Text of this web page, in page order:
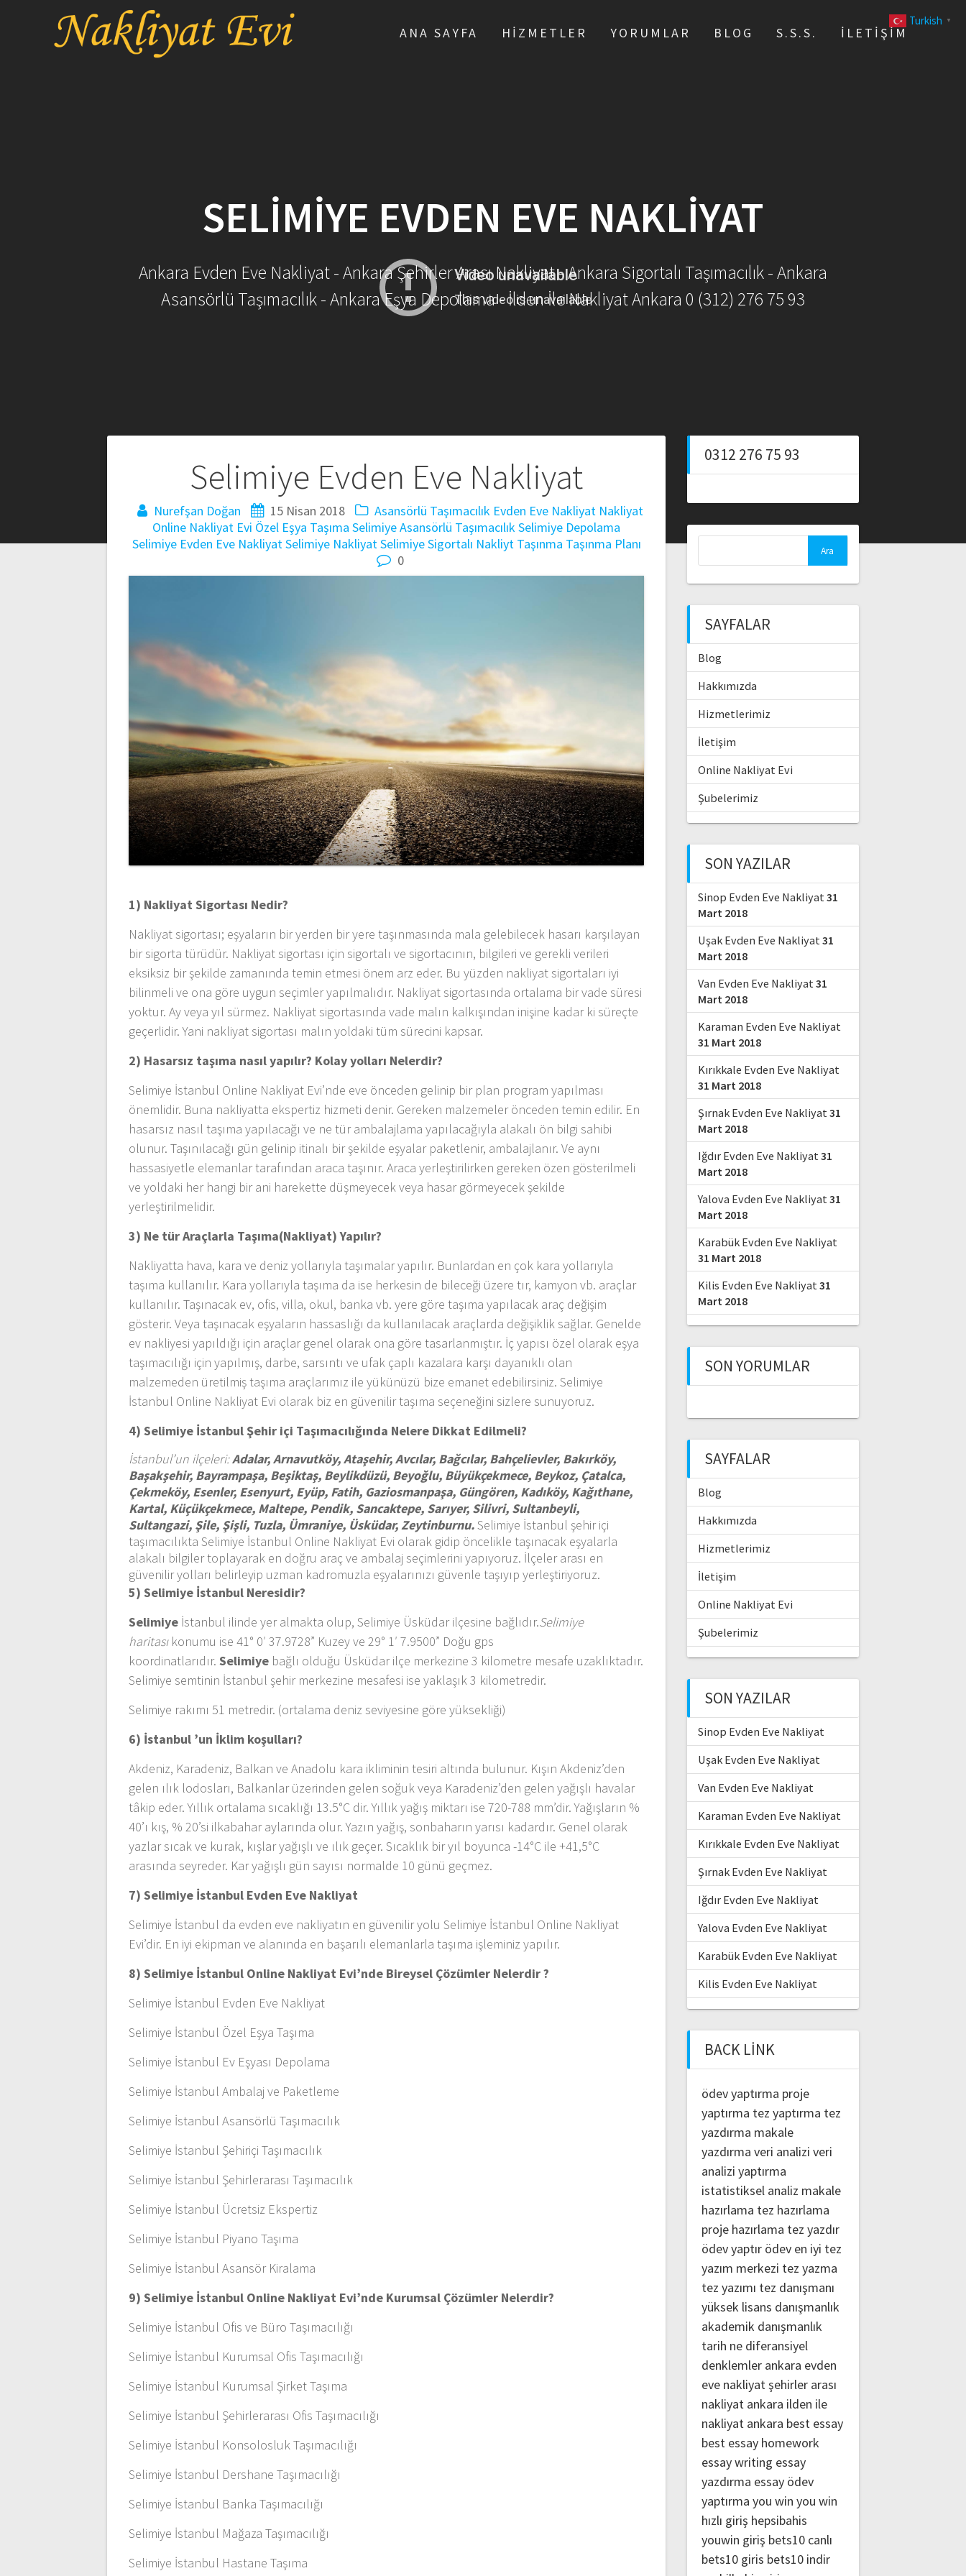
ANA SAYFA HIZMETLER YORUMLAR BLOG S.S.S. İLETIŞIM
SELIMIYE EVDEN EVE NAKLIYAT
Ankara Evden Eve Nakliyat - Ankara Şehirler Arası Nakliyat - Ankara Sigortalı Taşımacılık - Ankara
Asansörlü Taşımacılık - Ankara Eşya Depolama - İlden İle Nakliyat Ankara 0 (312) 276 75 93
Selimiye Evden Eve Nakliyat
Nurefşan Doğan 15 Nisan 2018 Asansörlü Taşımacılık Evden Eve Nakliyat Nakliyat
Online Nakliyat Evi Özel Eşya Taşıma Selimiye Asansörlü TaşımacılıkSelimiye Depolama
Selimiye Evden Eve NakliyatSelimiye NakliyatSelimiye Sigortalı Nakliyt Taşınma Taşınma Planı
0
1) Nakliyat Sigortası Nedir?
Nakliyat sigortası; eşyaların bir yerden bir yere taşınmasında mala gelebilecek hasarı karşılayan
bir sigorta türüdür. Nakliyat sigortası için sigortalı ve sigortacının, bilgileri ve gerekli verileri
eksiksiz bir şekilde zamanında temin etmesi önem arz eder. Bu yüzden nakliyat sigortaları iyi
bilinmeli ve ona göre uygun seçimler yapılmalıdır. Nakliyat sigortasında ortalama bir vade süresi
yoktur. Ay veya yıl sürmez. Nakliyat sigortasında vade malın kalkışından inişine kadar ki süreçte
geçerlidir. Yani nakliyat sigortası malın yoldaki tüm sürecini kapsar.
2) Hasarsız taşıma nasıl yapılır? Kolay yolları Nelerdir?
Selimiye İstanbul Online Nakliyat Evi’nde eve önceden gelinip bir plan program yapılması
önemlidir. Buna nakliyatta ekspertiz hizmeti denir. Gereken malzemeler önceden temin edilir. En
hasarsız nasıl taşıma yapılacağı ve ne tür ambalajlama yapılacağıyla alakalı ön bilgi sahibi
olunur. Taşınılacağı gün gelinip itinalı bir şekilde eşyalar paketlenir, ambalajlanır. Ve aynı
hassasiyetle elemanlar tarafından araca taşınır. Araca yerleştirilirken gereken özen gösterilmeli
ve yoldaki her hangi bir ani harekette düşmeyecek veya hasar görmeyecek şekilde
yerleştirilmelidir.
3) Ne tür Araçlarla Taşıma(Nakliyat) Yapılır?
Nakliyatta hava, kara ve deniz yollarıyla taşımalar yapılır. Bunlardan en çok kara yollarıyla
taşıma kullanılır. Kara yollarıyla taşıma da ise herkesin de bileceği üzere tır, kamyon vb. araçlar
kullanılır. Taşınacak ev, ofis, villa, okul, banka vb. yere göre taşıma yapılacak araç değişim
gösterir. Veya taşınacak eşyaların hassaslığı da kullanılacak araçlarda değişiklik sağlar. Genelde
ev nakliyesi yapıldığı için araçlar genel olarak ona göre tasarlanmıştır. İç yapısı özel olarak eşya
taşımacılığı için yapılmış, darbe, sarsıntı ve ufak çaplı kazalara karşı dayanıklı olan
malzemeden üretilmiş taşıma araçlarımız ile yükünüzü bize emanet edebilirsiniz. Selimiye
İstanbul Online Nakliyat Evi olarak biz en güvenilir taşıma seçeneğini sizlere sunuyoruz.
4) Selimiye İstanbul Şehir içi Taşımacılığında Nelere Dikkat Edilmeli?
İstanbul’un ilçeleri:Adalar, Arnavutköy, Ataşehir, Avcılar, Bağcılar, Bahçelievler, Bakırköy,
Başakşehir, Bayrampaşa, Beşiktaş, Beylikdüzü, Beyoğlu, Büyükçekmece, Beykoz, Çatalca,
Çekmeköy, Esenler, Esenyurt, Eyüp, Fatih, Gaziosmanpaşa, Güngören, Kadıköy, Kağıthane,
Kartal, Küçükçekmece, Maltepe, Pendik, Sancaktepe, Sarıyer, Silivri, Sultanbeyli,
Sultangazi, Şile, Şişli, Tuzla, Ümraniye, Üsküdar, Zeytinburnu.Selimiye İstanbul şehir içi
taşımacılıkta Selimiye İstanbul Online Nakliyat Evi olarak gidip öncelikle taşınacak eşyalarla
alakalı bilgiler toplayarak en doğru araç ve ambalaj seçimlerini yapıyoruz. İlçeler arası en
güvenilir yolları belirleyip uzman kadromuzla eşyalarınızı güvenle taşıyıp yerleştiriyoruz.
5) Selimiye İstanbul Neresidir?
Selimiye İstanbul ilinde yer almakta olup, Selimiye Üsküdar ilçesine bağlıdır.Selimiye
haritasıkonumu ise 41° 0′ 37.9728” Kuzey ve 29° 1′ 7.9500” Doğu gps
koordinatlarıdır.Selimiye bağlı olduğu Üsküdar ilçe merkezine 3 kilometre mesafe uzaklıktadır.
Selimiye semtinin İstanbul şehir merkezine mesafesi ise yaklaşık 3 kilometredir.
Selimiye rakımı 51 metredir. (ortalama deniz seviyesine göre yüksekliği)
6) İstanbul ’un İklim koşulları?
Akdeniz, Karadeniz, Balkan ve Anadolu kara ikliminin tesiri altında bulunur. Kışın Akdeniz’den
gelen ılık lodosları, Balkanlar üzerinden gelen soğuk veya Karadeniz’den gelen yağışlı havalar
tâkip eder. Yıllık ortalama sıcaklığı 13.5°C dir. Yıllık yağış miktarı ise 720-788 mm’dir. Yağışların %
40’ı kış, % 20’si ilkabahar aylarında olur. Yazın yağış, sonbaharın yarısı kadardır. Genel olarak
yazlar sıcak ve kurak, kışlar yağışlı ve ılık geçer. Sıcaklık bir yıl boyunca -14°C ile +41,5°C
arasında seyreder. Kar yağışlı gün sayısı normalde 10 günü geçmez.
7) Selimiye İstanbul Evden Eve Nakliyat
Selimiye İstanbul da evden eve nakliyatın en güvenilir yolu Selimiye İstanbul Online Nakliyat
Evi’dir. En iyi ekipman ve alanında en başarılı elemanlarla taşıma işleminiz yapılır.
8) Selimiye İstanbul Online Nakliyat Evi’nde Bireysel Çözümler Nelerdir ?
Selimiye İstanbul Evden Eve Nakliyat
Selimiye İstanbul Özel Eşya Taşıma
Selimiye İstanbul Ev Eşyası Depolama
Selimiye İstanbul Ambalaj ve Paketleme
Selimiye İstanbul Asansörlü Taşımacılık
Selimiye İstanbul Şehiriçi Taşımacılık
Selimiye İstanbul Şehirlerarası Taşımacılık
Selimiye İstanbul Ücretsiz Ekspertiz
Selimiye İstanbul Piyano Taşıma
Selimiye İstanbul Asansör Kiralama
9) Selimiye İstanbul Online Nakliyat Evi’nde Kurumsal Çözümler Nelerdir?
Selimiye İstanbul Ofis ve Büro Taşımacılığı
Selimiye İstanbul Kurumsal Ofis Taşımacılığı
Selimiye İstanbul Kurumsal Şirket Taşıma
Selimiye İstanbul Şehirlerarası Ofis Taşımacılığı
Selimiye İstanbul Konsolosluk Taşımacılığı
Selimiye İstanbul Dershane Taşımacılığı
Selimiye İstanbul Banka Taşımacılığı
Selimiye İstanbul Mağaza Taşımacılığı
Selimiye İstanbul Hastane Taşıma
gezinmesi
0312 276 75 93
SAYFALAR
Blog
Hakkımızda
Hizmetlerimiz
İletişim
Online Nakliyat Evi
Şubelerimiz
SON YAZILAR
Sinop Evden Eve Nakliyat31
Mart 2018
Uşak Evden Eve Nakliyat31
Mart 2018
Van Evden Eve Nakliyat31
Mart 2018
Karaman Evden Eve Nakliyat
31 Mart 2018
Kırıkkale Evden Eve Nakliyat
31 Mart 2018
Şırnak Evden Eve Nakliyat31
Mart 2018
Iğdır Evden Eve Nakliyat31
Mart 2018
Yalova Evden Eve Nakliyat31
Mart 2018
Karabük Evden Eve Nakliyat
31 Mart 2018
Kilis Evden Eve Nakliyat31
Mart 2018
SON YORUMLAR
SAYFALAR
Blog
Hakkımızda
Hizmetlerimiz
İletişim
Online Nakliyat Evi
Şubelerimiz
SON YAZILAR
Sinop Evden Eve Nakliyat
Uşak Evden Eve Nakliyat
Van Evden Eve Nakliyat
Karaman Evden Eve Nakliyat
Kırıkkale Evden Eve Nakliyat
Şırnak Evden Eve Nakliyat
Iğdır Evden Eve Nakliyat
Yalova Evden Eve Nakliyat
Karabük Evden Eve Nakliyat
Kilis Evden Eve Nakliyat
BACK LINK
ödev yaptırma proje
yaptırma tez yaptırma tez
yazdırma makale
yazdırma veri analizi veri
analizi yaptırma
istatistiksel analiz makale
hazırlama tez hazırlama
proje hazırlama tez yazdır
ödev yaptır ödev en iyi tez
yazım merkezi tez yazma
tez yazımı tez danışmanı
yüksek lisans danışmanlık
akademik danışmanlık
tarih ne diferansiyel
denklemler ankara evden
eve nakliyatşehirler arası
nakliyat ankara ilden ile
nakliyat ankara best essay
best essay homework
essay writing essay
yazdırma essay ödev
yaptırma you win you win
hızlı giriş hepsibahis
youwin giriş bets10 canlı
bets10 giris bets10 indir
Turkish ▼